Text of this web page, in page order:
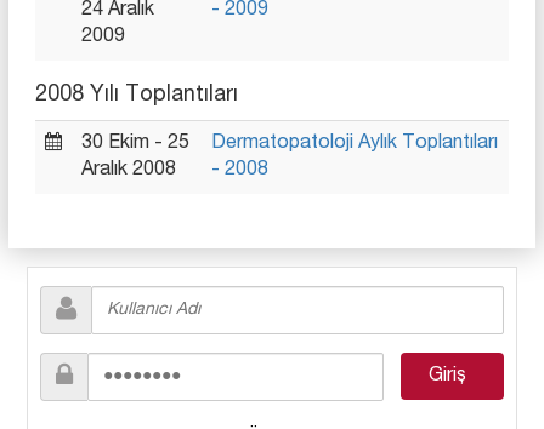
24 Aralık
2009
- 2009
2008 Yılı Toplantıları
30 Ekim - 25
Aralık 2008
Dermatopatoloji Aylık Toplantıları
- 2008